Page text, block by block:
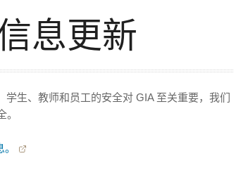
息更新
生、教师和员工的安全对 GIA 至关重要，我们